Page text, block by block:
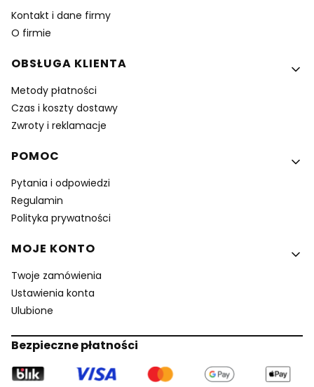
Kontakt i dane firmy
O firmie
OBSŁUGA KLIENTA
Metody płatności
Czas i koszty dostawy
Zwroty i reklamacje
POMOC
Pytania i odpowiedzi
Regulamin
Polityka prywatności
MOJE KONTO
Twoje zamówienia
Ustawienia konta
Ulubione
Bezpieczne płatności